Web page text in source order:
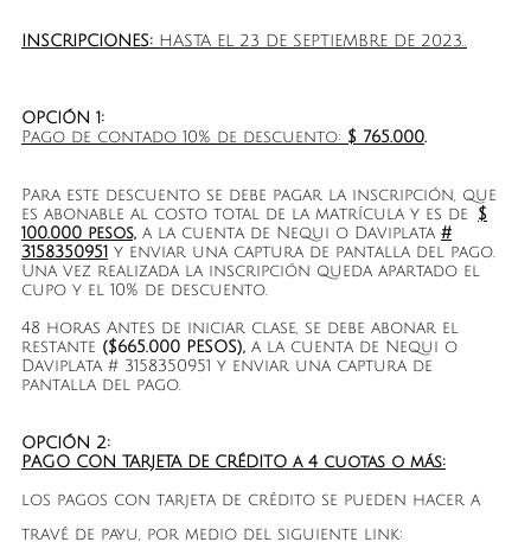
INSCRIPCIONES: HASTA EL 23 DE SEPTIEMBRE DE 2023..
OPCIÓN 1:
Pago de contado 10% de descuento: $ 765.000.
Para este descuento se debe pagar la inscripción, que
es abonable al costo total de la matrícula y es de $
100.000 pesos, a la cuenta de Nequi o Daviplata #
3158350951 y enviar una captura de pantalla del pago.
Una vez realizada la inscripción queda apartado el
cupo y el 10% de descuento.
48 horas Antes de iniciar clase, se debe abonar el
restante ($665.000 PESOS), a la cuenta de Nequi o
Daviplata # 3158350951 y enviar una captura de
pantalla del pago.
​OPCIÓN 2:
PAGO CON TARJETA DE CRÉDITO a 4 cuotas o más:
los pagos con tarjeta de crédito se pueden hacer a
travé de payu, por medio del siguiente link: